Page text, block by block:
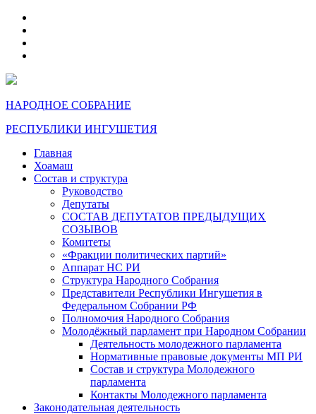
НАРОДНОЕ СОБРАНИЕ
РЕСПУБЛИКИ ИНГУШЕТИЯ
Главная
Хоамаш
Состав и структура
Руководство
Депутаты
СОСТАВ ДЕПУТАТОВ ПРЕДЫДУЩИХ
СОЗЫВОВ
Комитеты
«Фракции политических партий»
Аппарат НС РИ
Структура Народного Собрания
Представители Республики Ингушетия в
Федеральном Собрании РФ
Полномочия Народного Собрания
Молодёжный парламент при Народном Собрании
Деятельность молодежного парламента
Нормативные правовые документы МП РИ
Состав и структура Молодежного
парламента
Контакты Молодежного парламента
Законодательная деятельность